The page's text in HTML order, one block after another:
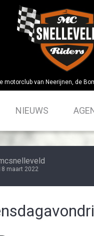
motorclub van Neerijnen, de
NIEUWS
maart 2022